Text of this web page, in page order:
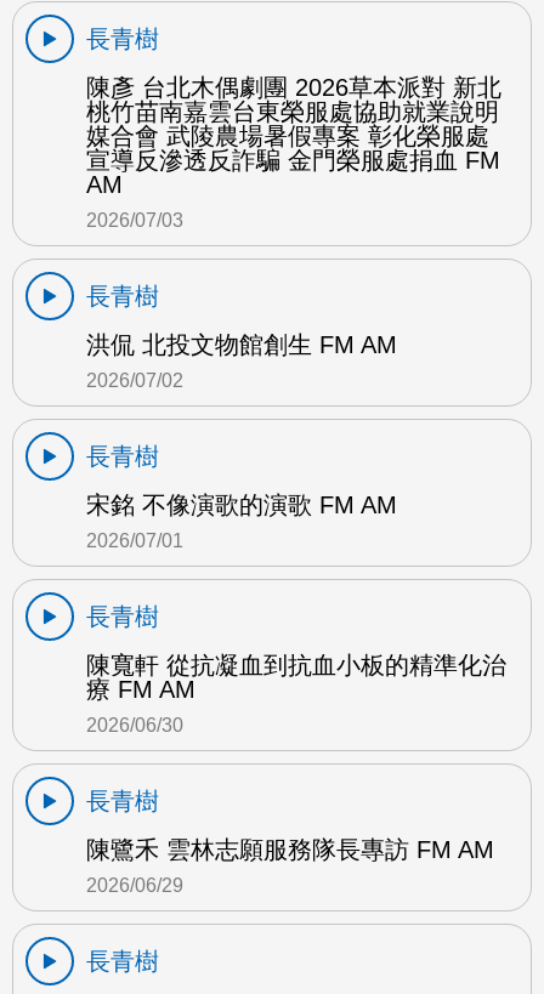
長青樹
陳彥 台北木偶劇團 2026草本派對 新北
桃竹苗南嘉雲台東榮服處協助就業說明
媒合會 武陵農場暑假專案 彰化榮服處
宣導反滲透反詐騙 金門榮服處捐血 FM
AM
2026/07/03
長青樹
洪侃 北投文物館創生 FM AM
2026/07/02
長青樹
宋銘 不像演歌的演歌 FM AM
2026/07/01
長青樹
陳寬軒 從抗凝血到抗血小板的精準化治
療 FM AM
2026/06/30
長青樹
陳鷺禾 雲林志願服務隊長專訪 FM AM
2026/06/29
長青樹